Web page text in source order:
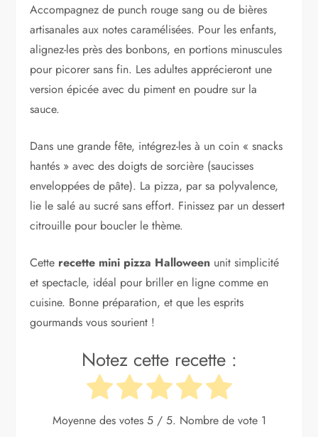
Accompagnez de punch rouge sang ou de bières
artisanales aux notes caramélisées. Pour les enfants,
alignez-les près des bonbons, en portions minuscules
pour picorer sans fin. Les adultes apprécieront une
version épicée avec du piment en poudre sur la
sauce.
Dans une grande fête, intégrez-les à un coin « snacks
hantés » avec des doigts de sorcière (saucisses
enveloppées de pâte). La pizza, par sa polyvalence,
lie le salé au sucré sans effort. Finissez par un dessert
citrouille pour boucler le thème.
Cette recette mini pizza Halloween unit simplicité
et spectacle, idéal pour briller en ligne comme en
cuisine. Bonne préparation, et que les esprits
gourmands vous sourient !
Notez cette recette :
Moyenne des votes 5/ 5. Nombre de vote 1